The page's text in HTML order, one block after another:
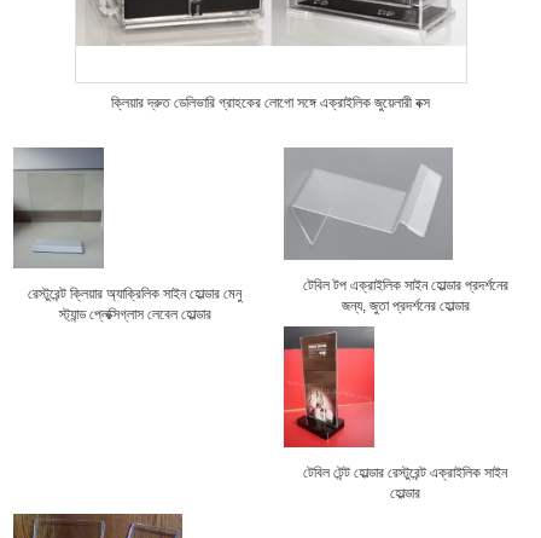
ক্লিয়ার দ্রুত ডেলিভারি গ্রাহকের লোগো সঙ্গে এক্রাইলিক জুয়েলারী বক্স
রেস্টুরেন্ট ক্লিয়ার অ্যাক্রিলিক সাইন হোল্ডার মেনু
স্ট্যান্ড প্লেক্সিগ্লাস লেবেল হোল্ডার
টেবিল টপ এক্রাইলিক সাইন হোল্ডার প্রদর্শনের
জন্য, জুতা প্রদর্শনের হোল্ডার
টেবিল টেন্ট হোল্ডার রেস্টুরেন্ট এক্রাইলিক সাইন
হোল্ডার